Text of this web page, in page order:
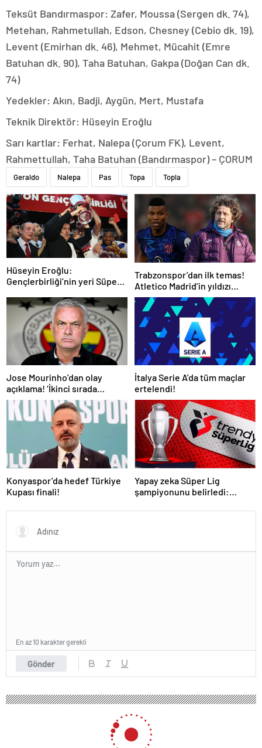
Teksüt Bandırmaspor: Zafer, Moussa (Sergen dk. 74),
Metehan, Rahmetullah, Edson, Chesney (Cebio dk. 19),
Levent (Emirhan dk. 46), Mehmet, Mücahit (Emre
Batuhan dk. 90), Taha Batuhan, Gakpa (Doğan Can dk.
74)
Yedekler: Akın, Badji, Aygün, Mert, Mustafa
Teknik Direktör: Hüseyin Eroğlu
Sarı kartlar: Ferhat, Nalepa (Çorum FK), Levent,
Rahmettullah, Taha Batuhan (Bandırmaspor) – ÇORUM
Geraldo Nalepa Pas Topa Topla
Hüseyin Eroğlu:
Gençlerbirliği’nin yeri Süper
Trabzonspor’dan ilk temas!
Atletico Madrid’in yıldızı
gündemde
Jose Mourinho’dan olay
açıklama! ‘İkinci sırada
bitireceğiz’
İtalya Serie A’da tüm maçlar
ertelendi!
Konyaspor’da hedef Türkiye
Kupası finali!
Yapay zeka Süper Lig
şampiyonunu belirledi:
arasında inanılmaz final!
Gönder
En az 10 karakter gerekli